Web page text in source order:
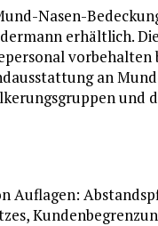
Nasen-
erhältlich.
vorbehalten
an
und
Auflagen: